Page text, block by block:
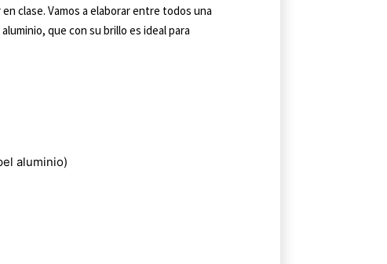
clase. Vamos a elaborar entre todos una
que con su brillo es ideal para
aluminio)